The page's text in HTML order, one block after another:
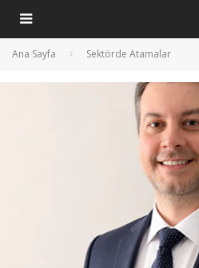
Ana Sayfa Sektörde Atamalar